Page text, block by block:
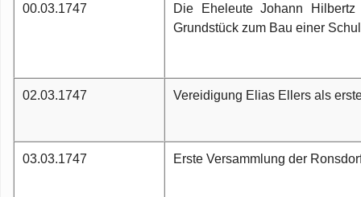
00.03.1747
Die Eheleute Johann
Grundstück zum Bau einer
02.03.1747 Vereidigung Elias Ellers als
03.03.1747 Erste Versammlung der